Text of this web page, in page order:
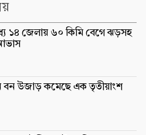
১৪ জেলায় ৬০ কিমি বেগে ঝড়সহ
বন উজাড় কমেছে এক তৃতীয়াংশ